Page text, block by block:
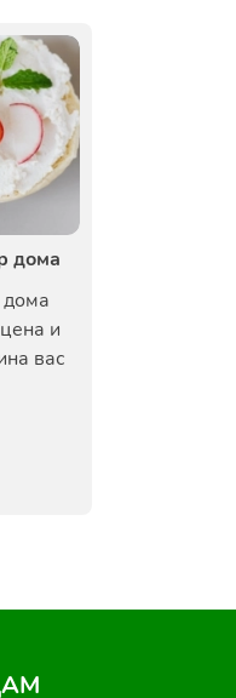
дома
дома
и
вас